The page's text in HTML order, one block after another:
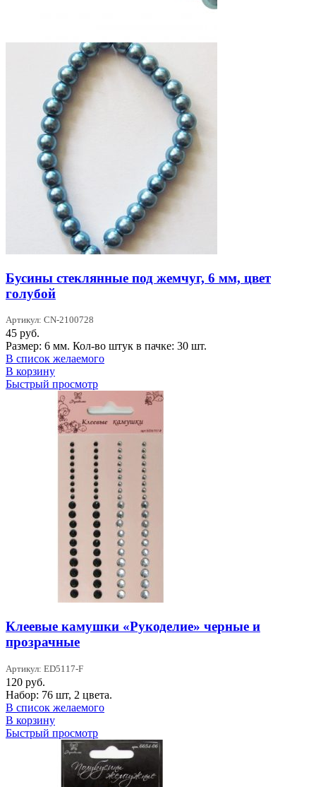
Бусины стеклянные под жемчуг, 6 мм, цвет
голубой
Артикул: CN-2100728
45 руб.
Размер: 6 мм. Кол-во штук в пачке: 30 шт.
В список желаемого
В корзину
Быстрый просмотр
Клеевые камушки «Рукоделие» черные и
прозрачные
Артикул: ED5117-F
120 руб.
Набор: 76 шт, 2 цвета.
В список желаемого
В корзину
Быстрый просмотр